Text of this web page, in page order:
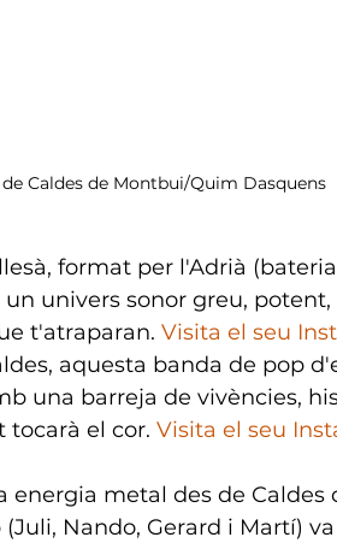
Caldes de Montbui/Quim Dasquens
format per l'Adrià
univers sonor greu, potent,
t'atraparan. Visita el seu
aquesta banda de pop
una barreja de vivències,
tocarà el cor. Visita el seu
energia metal des de Caldes
Nando, Gerard i Martí)